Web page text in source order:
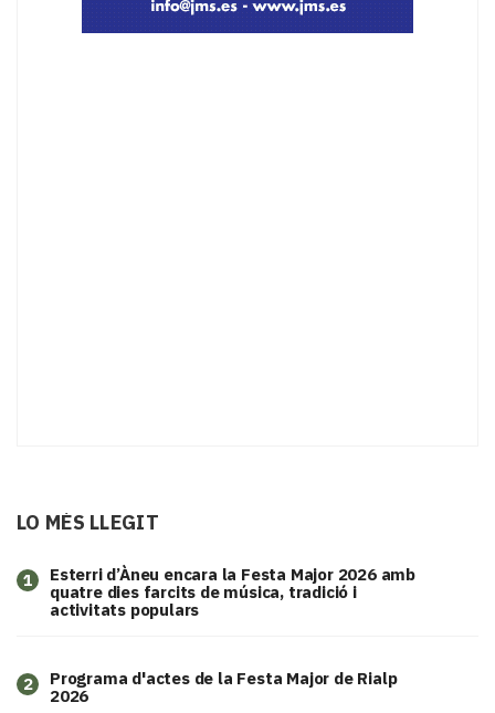
LO MÉS LLEGIT
1
Esterri d’Àneu encara la Festa Major 2026 amb
quatre dies farcits de música, tradició i
activitats populars
2
Programa d'actes de la Festa Major de Rialp
2026